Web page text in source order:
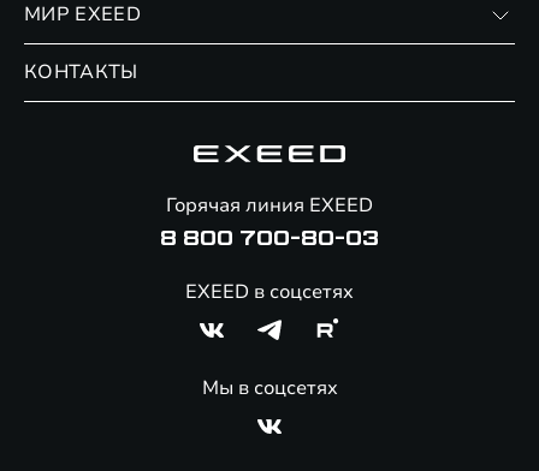
Страхование
Сервис
Помощь на дорогах
Специальные предложения
МИР EXEED
КОНТАКТЫ
Горячая линия EXEED
8 800 700-80-03
EXEED в соцсетях
Мы в соцсетях